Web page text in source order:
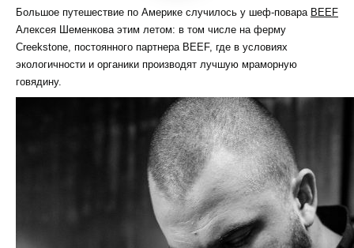
Большое путешествие по Америке случилось у шеф-повара BEEF
Алексея Шеменкова этим летом: в том числе на ферму
Creekstone, постоянного партнера BEEF, где в условиях
экологичности и органики производят лучшую мраморную
говядину.